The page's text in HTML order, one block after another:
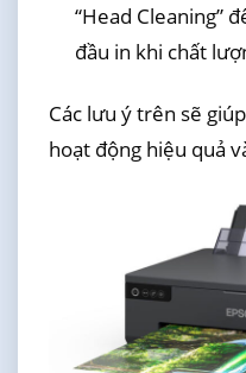
“Head Cleaning”
đầu in khi chất
Các lưu ý trên sẽ
hoạt động hiệu quả